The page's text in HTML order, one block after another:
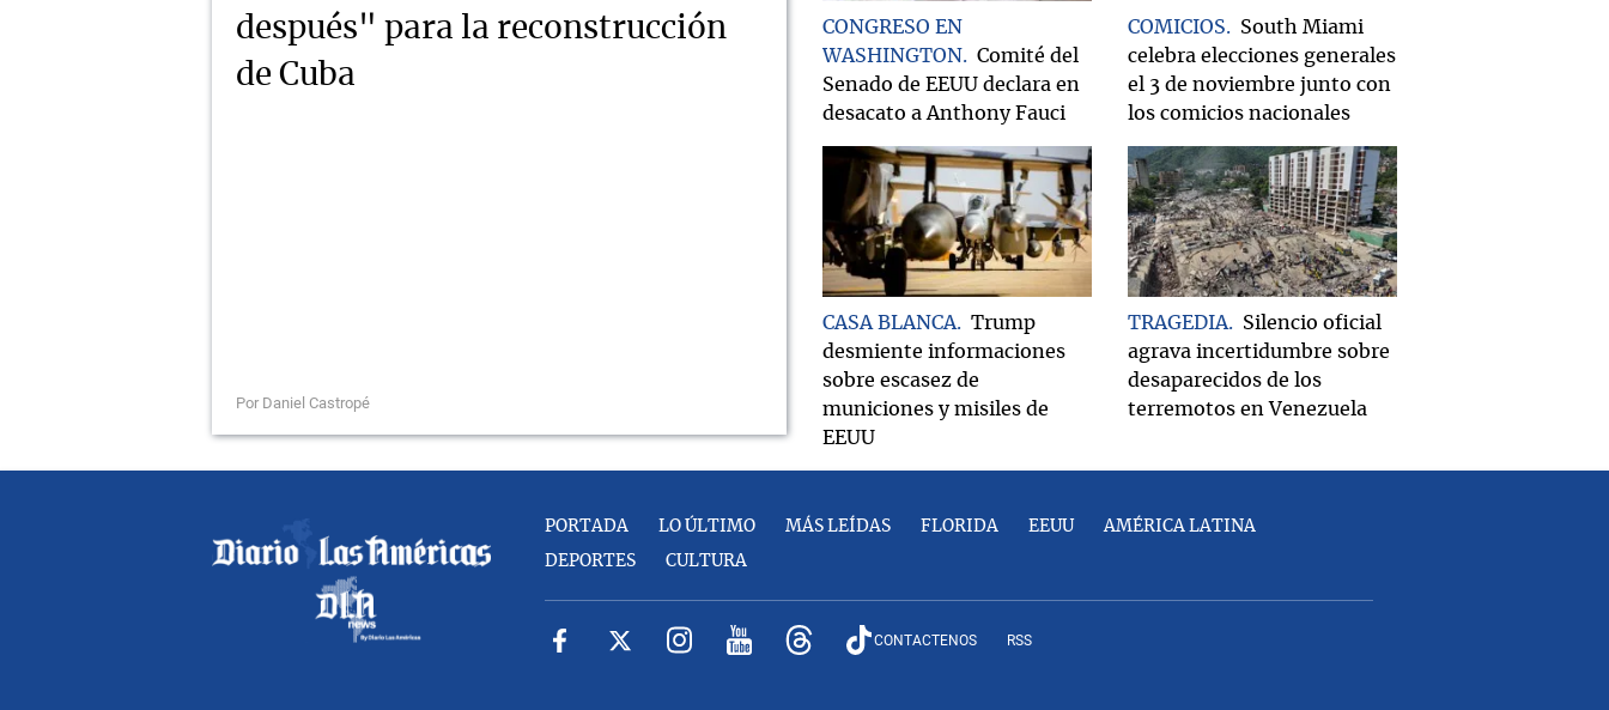
después" para la reconstrucción
de Cuba
Por Daniel Castropé
CONGRESO EN
WASHINGTON
Comité del
Senado de EEUU declara en
desacato a Anthony Fauci
COMICIOS
South Miami
celebra elecciones generales
el 3 de noviembre junto con
los comicios nacionales
CASA BLANCA
Trump
desmiente informaciones
sobre escasez de
municiones y misiles de
EEUU
TRAGEDIA
Silencio oficial
agrava incertidumbre sobre
desaparecidos de los
terremotos en Venezuela
PORTADA LO ÚLTIMO MÁS LEÍDAS FLORIDA EEUU AMÉRICA LATINA
DEPORTES CULTURA
CONTACTENOS RSS